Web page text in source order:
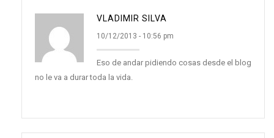
VLADIMIR SILVA
10/12/2013 - 10:56 pm
Eso de andar pidiendo cosas desde el blog
no le va a durar toda la vida.